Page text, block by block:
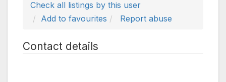
Check all listings by this user
Add to favourites
Report abuse
Contact details